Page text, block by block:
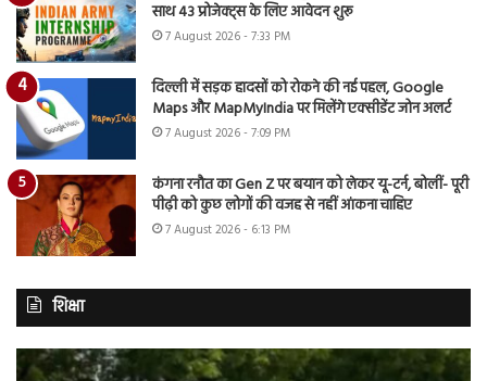
साथ 43 प्रोजेक्ट्स के लिए आवेदन शुरू
7 August 2026 - 7:33 PM
दिल्ली में सड़क हादसों को रोकने की नई पहल, Google
Maps और MapMyIndia पर मिलेंगे एक्सीडेंट जोन अलर्ट
7 August 2026 - 7:09 PM
कंगना रनौत का Gen Z पर बयान को लेकर यू-टर्न, बोलीं- पूरी
पीढ़ी को कुछ लोगों की वजह से नहीं आंकना चाहिए
7 August 2026 - 6:13 PM
शिक्षा